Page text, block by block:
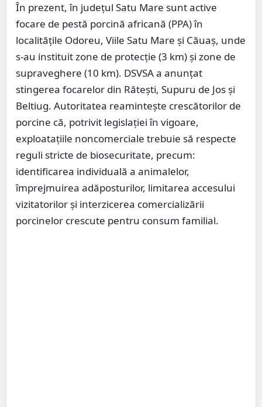
În prezent, în județul Satu Mare sunt active
focare de pestă porcină africană (PPA) în
localitățile Odoreu, Viile Satu Mare și Căuaș, unde
s-au instituit zone de protecție (3 km) și zone de
supraveghere (10 km). DSVSA a anunțat
stingerea focarelor din Rătești, Supuru de Jos și
Beltiug. Autoritatea reamintește crescătorilor de
porcine că, potrivit legislației în vigoare,
exploatațiile noncomerciale trebuie să respecte
reguli stricte de biosecuritate, precum:
identificarea individuală a animalelor,
împrejmuirea adăposturilor, limitarea accesului
vizitatorilor și interzicerea comercializării
porcinelor crescute pentru consum familial.